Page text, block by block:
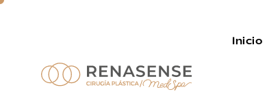
Inicio